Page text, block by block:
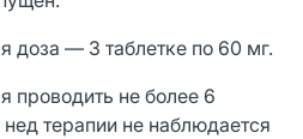
доза — 3 таблетке по 60 мг.
проводить не более 6
терапии не наблюдается